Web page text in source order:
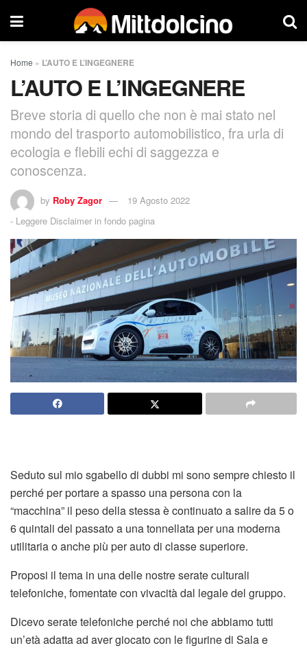
Home » L’AUTO E L’INGEGNERE
L’AUTO E L’INGEGNERE
Breve storia di quello che non è mai stato nel
mondo del trasporto automobilistico, fra urla di
ecologia e flebili echi di saggezza e
conoscenza.
by Roby Zagor
19 Agosto 2022
- Leggere Disclaimer in fondo pagina
Seduto sul mio sgabello di dubbi mi sono sempre chiesto il
perché per portare a spasso una persona con la
“macchina” il peso della stessa è continuato a salire da 5 o
6 quintali del passato a una tonnellata per una moderna
utilitaria o anche più per auto di classe superiore.
Proposi il tema in una delle nostre serate culturali
telefoniche, fomentate con vivacità dal legale del gruppo.
Dicevo serate telefoniche perché noi che abbiamo tutti
un’età adatta ad aver giocato con le figurine di Sala e